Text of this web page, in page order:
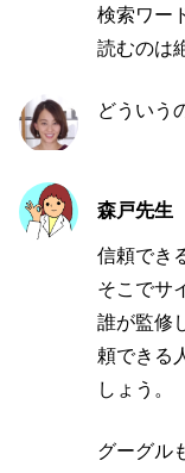
検索ワー
読むのは
どういう
森戸先生
信頼でき
そこでサ
誰が監修
頼できる
しょう。
グーグル